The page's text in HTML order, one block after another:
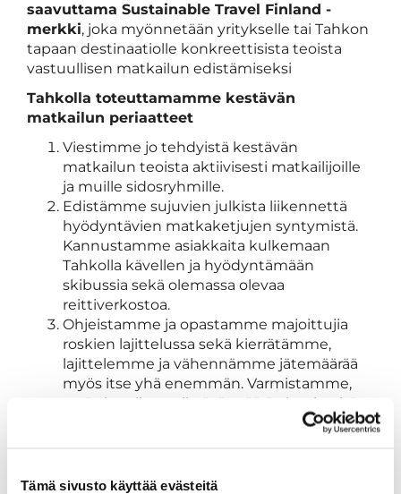
Tämä sivusto käyttää evästeitä
saavuttama Sustainable Travel Finland -
merkki, joka myönnetään yritykselle tai Tahkon
tapaan destinaatiolle konkreettisista teoista
vastuullisen matkailun edistämiseksi
Tahkolla toteuttamamme kestävän
matkailun periaatteet
Viestimme jo tehdyistä kestävän
matkailun teoista aktiivisesti matkailijoille
ja muille sidosryhmille.
Edistämme sujuvien julkista liikennettä
hyödyntävien matkaketjujen syntymistä.
Kannustamme asiakkaita kulkemaan
Tahkolla kävellen ja hyödyntämään
skibussia sekä olemassa olevaa
reittiverkostoa.
Ohjeistamme ja opastamme majoittujia
roskien lajittelussa sekä kierrätämme,
lajittelemme ja vähennämme jätemäärää
myös itse yhä enemmän. Varmistamme,
että alueella on riittävä määrä ekopisteitä.
Toteutamme energian ja vedenkulutuksen
Parannamme esteettömyyttä huomioiden